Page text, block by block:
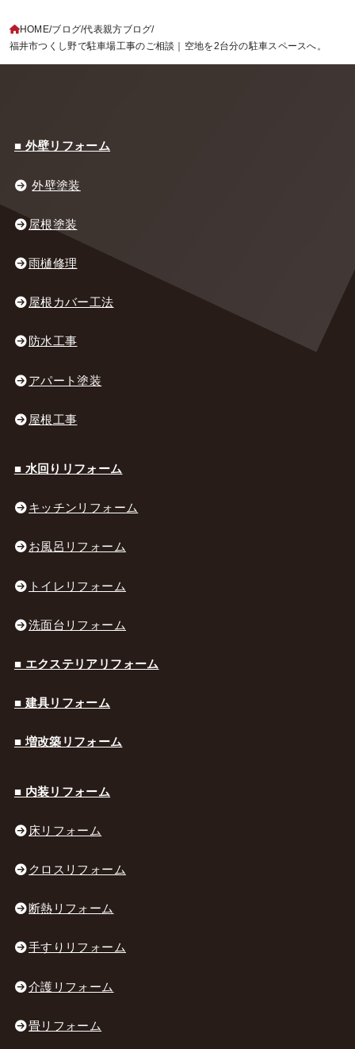
HOME ブログ 代表親方ブログ
福井市つくし野で駐車場工事のご相談｜空地を2台分の駐車スペースへ。
■ 外壁リフォーム
外壁塗装
屋根塗装
雨樋修理
屋根カバー工法
防水工事
アパート塗装
屋根工事
■ 水回りリフォーム
キッチンリフォーム
お風呂リフォーム
トイレリフォーム
洗面台リフォーム
■ エクステリアリフォーム
■ 建具リフォーム
■ 増改築リフォーム
■ 内装リフォーム
床リフォーム
クロスリフォーム
断熱リフォーム
手すりリフォーム
介護リフォーム
畳リフォーム